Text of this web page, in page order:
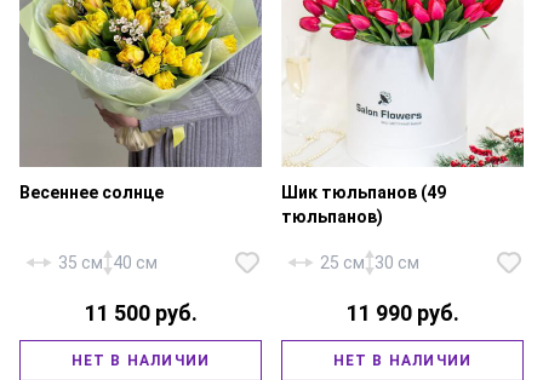
Тюльпан пионовидный — 35
фирменная упаковка, атласная
Весеннее солнце
35 см 40 см
11 500 руб.
НЕТ В НАЛИЧИИ
Тюльпан — 49 шт., шляпная
коробка 18х20 см., аквабокс.
Шик тюльпанов (49
тюльпанов)
25 см 30 см
11 990 руб.
НЕТ В НАЛИЧИИ